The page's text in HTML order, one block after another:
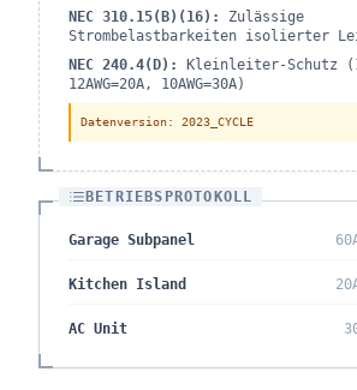
NEC 310.15(B)(16):
Zulässige
Strombelastbarkeiten isolierter
NEC 240.4(D):
Kleinleiter-Schutz
12AWG=20A, 10AWG=30A)
Datenversion: 2023_CYCLE
BETRIEBSPROTOKOLL
Garage Subpanel
Kitchen Island
AC Unit